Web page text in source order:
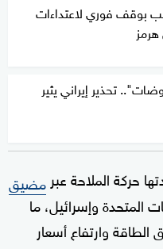
بوقف فوري لاعتداءات
تحذير إيراني يثير
حركة الملاحة عبر مضيق
المتحدة وإسرائيل، ما
وارتفاع أسعار